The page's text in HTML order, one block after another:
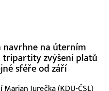
navrhne na úterním
tripartity zvýšení platů
sféře od září
Jurečka (KDU-ČSL)